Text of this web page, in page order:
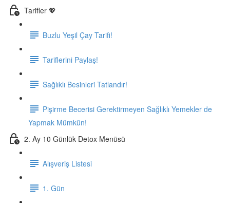
Tarifler 💖
Buzlu Yeşil Çay Tarifi!
Tariflerini Paylaş!
Sağlıklı Besinleri Tatlandır!
Pişirme Becerisi Gerektirmeyen Sağlıklı Yemekler de
Yapmak Mümkün!
2. Ay 10 Günlük Detox Menüsü
Alışveriş Listesi
1. Gün